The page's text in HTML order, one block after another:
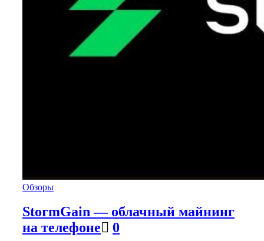
Обзоры
StormGain — облачный майнинг
на телефоне
0